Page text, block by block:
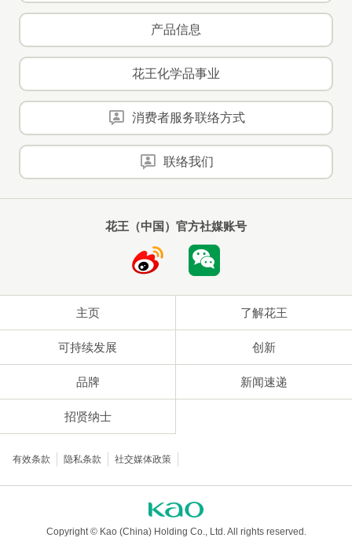
产品信息
花王化学品事业
消费者服务联络方式
联络我们
花王（中国）官方社媒账号
主页 了解花王
可持续发展 创新
品牌 新闻速递
招贤纳士
有效条款 隐私条款 社交媒体政策
Copyright © Kao (China) Holding Co., Ltd. All rights reserved.